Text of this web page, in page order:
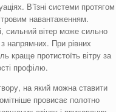
В’їзні системи протягом
навантаженням.
сильний вітер може сильно
напрямних. При рівних
краще протистоїть вітру за
профілю.
на який можна ставити
провисає полотно